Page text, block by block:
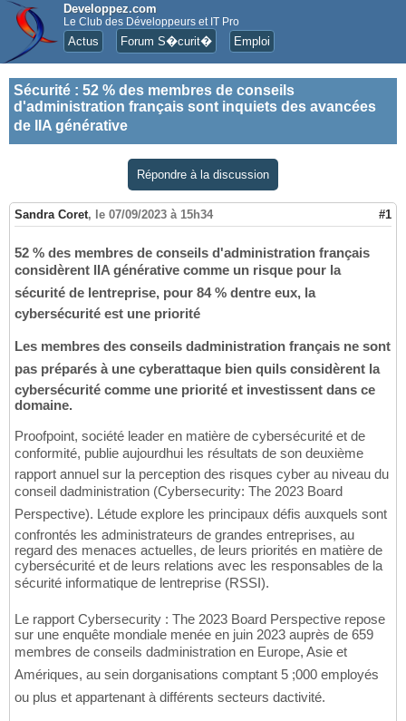
Developpez.com
Le Club des Développeurs et IT Pro
Actus Forum S�curit� Emploi
Sécurité : 52 % des membres de conseils
d'administration français sont inquiets des avancées
de lIA générative
Répondre à la discussion
Sandra Coret, le 07/09/2023 à 15h34 #1
52 % des membres de conseils d'administration français
considèrent lIA générative comme un risque pour la
sécurité de lentreprise, pour 84 % dentre eux, la
cybersécurité est une priorité
Les membres des conseils dadministration français ne sont
pas préparés à une cyberattaque bien quils considèrent la
cybersécurité comme une priorité et investissent dans ce
domaine.
Proofpoint, société leader en matière de cybersécurité et de
conformité, publie aujourdhui les résultats de son deuxième
rapport annuel sur la perception des risques cyber au niveau du
conseil dadministration (Cybersecurity: The 2023 Board
Perspective). Létude explore les principaux défis auxquels sont
confrontés les administrateurs de grandes entreprises, au
regard des menaces actuelles, de leurs priorités en matière de
cybersécurité et de leurs relations avec les responsables de la
sécurité informatique de lentreprise (RSSI).
Le rapport Cybersecurity : The 2023 Board Perspective repose
sur une enquête mondiale menée en juin 2023 auprès de 659
membres de conseils dadministration en Europe, Asie et
Amériques, au sein dorganisations comptant 5 ;000 employés
ou plus et appartenant à différents secteurs dactivité.